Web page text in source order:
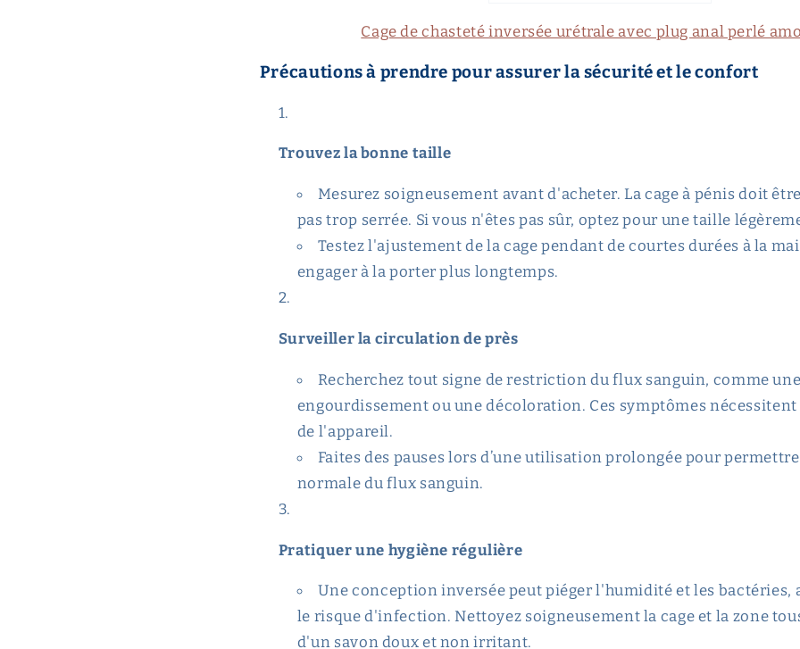
Cage de chasteté inversée urétrale avec plug anal perlé
Précautions à prendre pour assurer la sécurité et le confort
Trouvez la bonne taille
Mesurez soigneusement avant d'acheter. La cage à pénis doit
pas trop serrée. Si vous n'êtes pas sûr, optez pour une taille
Testez l'ajustement de la cage pendant de courtes durées à la
engager à la porter plus longtemps.
Surveiller la circulation de près
Recherchez tout signe de restriction du flux sanguin, comme
engourdissement ou une décoloration. Ces symptômes
de l'appareil.
Faites des pauses lors d’une utilisation prolongée pour
normale du flux sanguin.
Pratiquer une hygiène régulière
Une conception inversée peut piéger l'humidité et les bactéries,
le risque d'infection. Nettoyez soigneusement la cage et la zone
d'un savon doux et non irritant.